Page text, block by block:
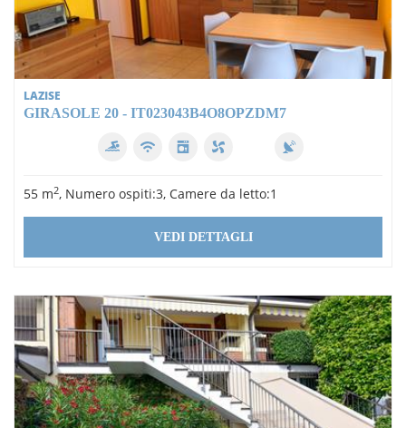
LAZISE
GIRASOLE 20 - IT023043B4O8OPZDM7
55 m2, Numero ospiti:3, Camere da letto:1
VEDI DETTAGLI